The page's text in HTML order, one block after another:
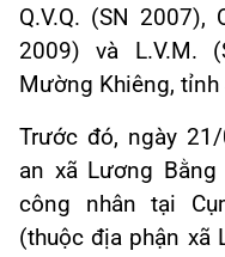
Q.V.Q. (SN 2007),
2009) và L.V.M.
Mường Khiêng, tỉnh
Trước đó, ngày
an xã Lương
công nhân tại
(thuộc địa phận xã